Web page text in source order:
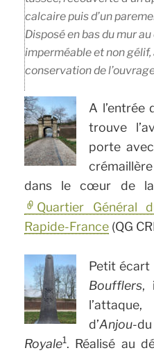
calcaire puis d’un
Disposé en bas du mur
imperméable et non gélif,
conservation de
A l’entrée
trouve
porte
dans le cœur de la
Quartier Général
Rapide-France (QG
Petit écart
Boufflers,
d’Anjou-du
Royale1. Réalisé au